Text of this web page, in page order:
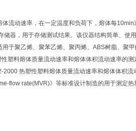
流动速率，在一定温度和负荷下，熔体每
器，用于存储测试结果。该仪器结构简单、使
于聚乙烯、聚苯乙烯、聚丙烯、ABS树脂、聚
塑料熔体质量流动速率和熔体体积流动速率的测
热塑性塑料熔体质量流动速率和熔体体积
flow rate(MVR)》等标准设计制造的用于测定热